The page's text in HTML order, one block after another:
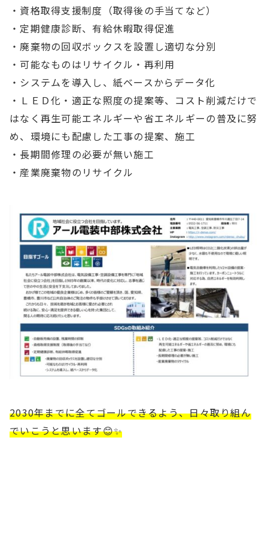
・資格取得支援制度（取得後の手当てなど）
・定期健康診断、有給休暇取得促進
・廃棄物の回収ボックスを設置し適切な分別
・可能なものはリサイクル・再利用
・システムを導入し、紙ベースからデータ化
・ＬＥＤ化・適正な照度の提案等、コスト削減だけで
はなく再生可能エネルギーや省エネルギーの普及に努
め、環境にも配慮した工事の提案、施工
・⾧期間修理の必要が無い施工
・産業廃棄物のリサイクル
2030年までに全てゴールできるよう、日々取り組ん
でいこうと思います😊✨